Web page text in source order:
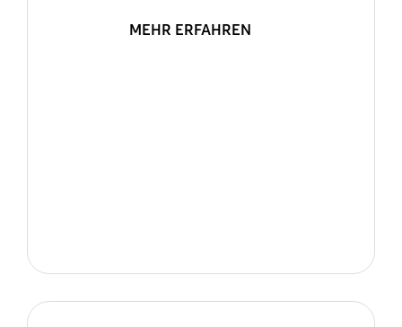
MEHR ERFAHREN